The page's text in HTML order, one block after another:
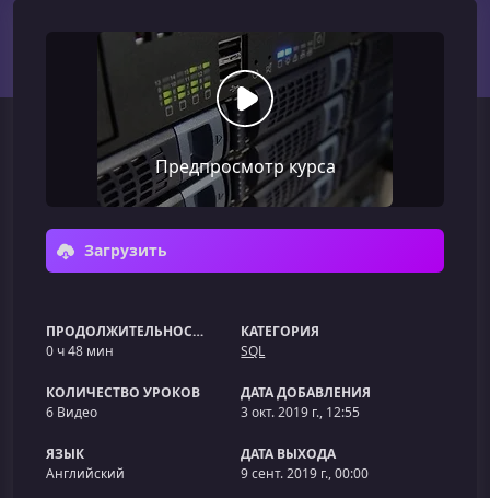
Предпросмотр курса
Загрузить
ПРОДОЛЖИТЕЛЬНОСТЬ
0 ч 48 мин
КАТЕГОРИЯ
SQL
КОЛИЧЕСТВО УРОКОВ
6 Видео
ДАТА ДОБАВЛЕНИЯ
3 окт. 2019 г., 12:55
ЯЗЫК
Английский
ДАТА ВЫХОДА
9 сент. 2019 г., 00:00